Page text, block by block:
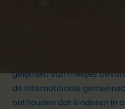
gelijkheid van meisjes
de internationale
onthouden dat kinderen in